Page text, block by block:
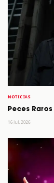
NOTICIAS
Peces
16 Jul, 2026